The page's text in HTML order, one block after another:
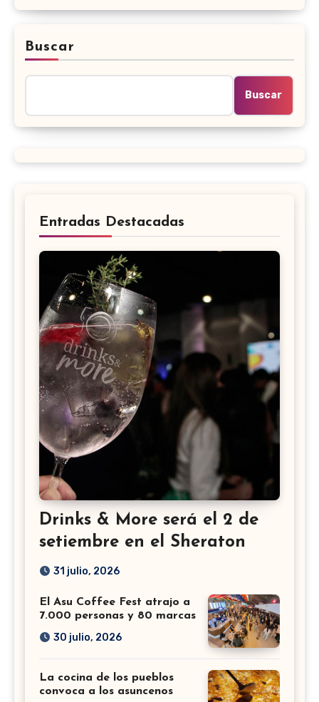
Buscar
Buscar
Entradas Destacadas
Drinks & More será el 2 de
setiembre en el Sheraton
31 julio, 2026
El Asu Coffee Fest atrajo a
7.000 personas y 80 marcas
30 julio, 2026
La cocina de los pueblos
convoca a los asuncenos